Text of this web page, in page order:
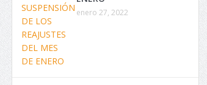
enero 27, 2022